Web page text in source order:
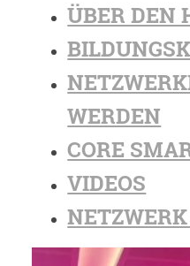
ÜBER DEN
WERDEN
CORE
VIDEOS